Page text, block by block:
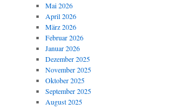
Mai 2026
April 2026
März 2026
Februar 2026
Januar 2026
Dezember 2025
November 2025
Oktober 2025
September 2025
August 2025